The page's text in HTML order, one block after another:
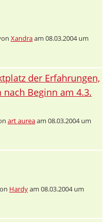
Xandraam 08.03.2004 um
der Erfahrungen,
Beginn am 4.3.
art aureaam 08.03.2004 um
Hardyam 08.03.2004 um